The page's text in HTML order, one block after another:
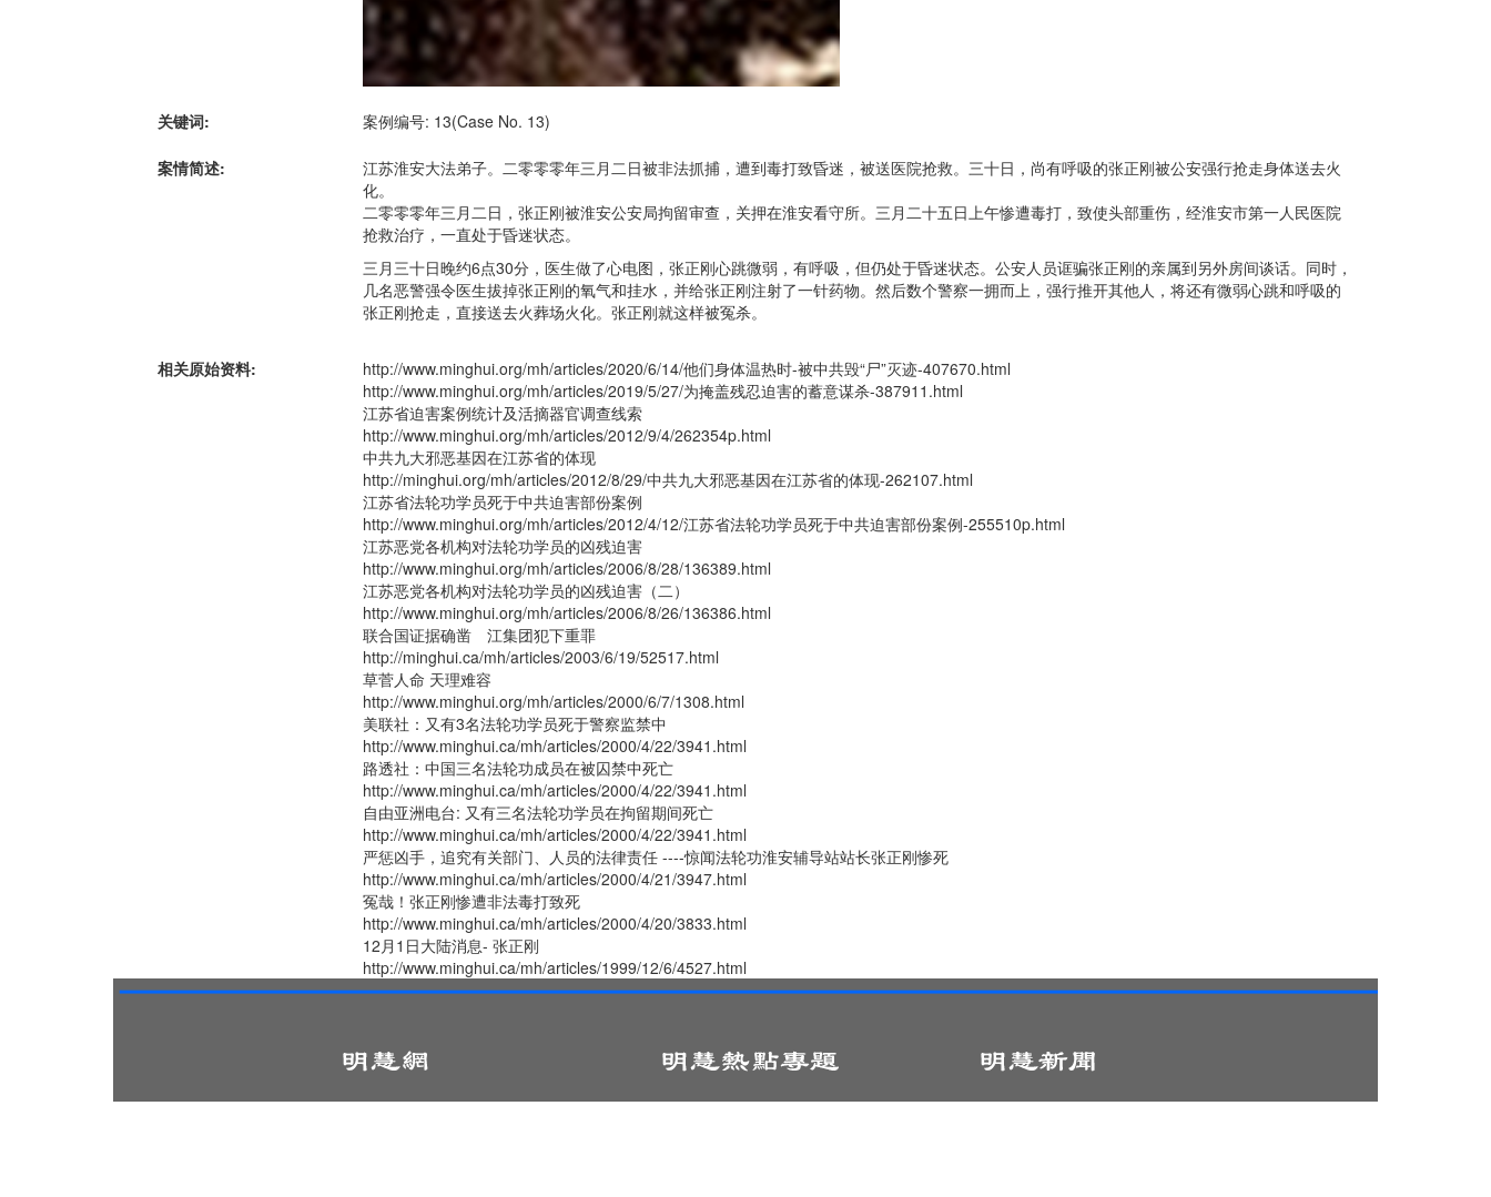
关键词: 案例编号: 13(Case No. 13)
案情简述:
江苏淮安大法弟子。二零零零年三月二日被非法抓捕，遭到毒打致昏迷，被送医院抢救。三十日，尚有呼吸的张正刚被公安强行抢走身体送去火
化。
二零零零年三月二日，张正刚被淮安公安局拘留审查，关押在淮安看守所。三月二十五日上午惨遭毒打，致使头部重伤，经淮安市第一人民医院
抢救治疗，一直处于昏迷状态。
三月三十日晚约6点30分，医生做了心电图，张正刚心跳微弱，有呼吸，但仍处于昏迷状态。公安人员诓骗张正刚的亲属到另外房间谈话。同时，
几名恶警强令医生拔掉张正刚的氧气和挂水，并给张正刚注射了一针药物。然后数个警察一拥而上，强行推开其他人，将还有微弱心跳和呼吸的
张正刚抢走，直接送去火葬场火化。张正刚就这样被冤杀。
相关原始资料:
http://www.minghui.org/mh/articles/2020/6/14/他们身体温热时-被中共毁“尸”灭迹-407670.html
http://www.minghui.org/mh/articles/2019/5/27/为掩盖残忍迫害的蓄意谋杀-387911.html
江苏省迫害案例统计及活摘器官调查线索
http://www.minghui.org/mh/articles/2012/9/4/262354p.html
中共九大邪恶基因在江苏省的体现
http://minghui.org/mh/articles/2012/8/29/中共九大邪恶基因在江苏省的体现-262107.html
江苏省法轮功学员死于中共迫害部份案例
http://www.minghui.org/mh/articles/2012/4/12/江苏省法轮功学员死于中共迫害部份案例-255510p.html
江苏恶党各机构对法轮功学员的凶残迫害
http://www.minghui.org/mh/articles/2006/8/28/136389.html
江苏恶党各机构对法轮功学员的凶残迫害（二）
http://www.minghui.org/mh/articles/2006/8/26/136386.html
联合国证据确凿 江集团犯下重罪
http://minghui.ca/mh/articles/2003/6/19/52517.html
草菅人命 天理难容
http://www.minghui.org/mh/articles/2000/6/7/1308.html
美联社：又有3名法轮功学员死于警察监禁中
http://www.minghui.ca/mh/articles/2000/4/22/3941.html
路透社：中国三名法轮功成员在被囚禁中死亡
http://www.minghui.ca/mh/articles/2000/4/22/3941.html
自由亚洲电台: 又有三名法轮功学员在拘留期间死亡
http://www.minghui.ca/mh/articles/2000/4/22/3941.html
严惩凶手，追究有关部门、人员的法律责任 ----惊闻法轮功淮安辅导站站长张正刚惨死
http://www.minghui.ca/mh/articles/2000/4/21/3947.html
冤哉！张正刚惨遭非法毒打致死
http://www.minghui.ca/mh/articles/2000/4/20/3833.html
12月1日大陆消息- 张正刚
http://www.minghui.ca/mh/articles/1999/12/6/4527.html